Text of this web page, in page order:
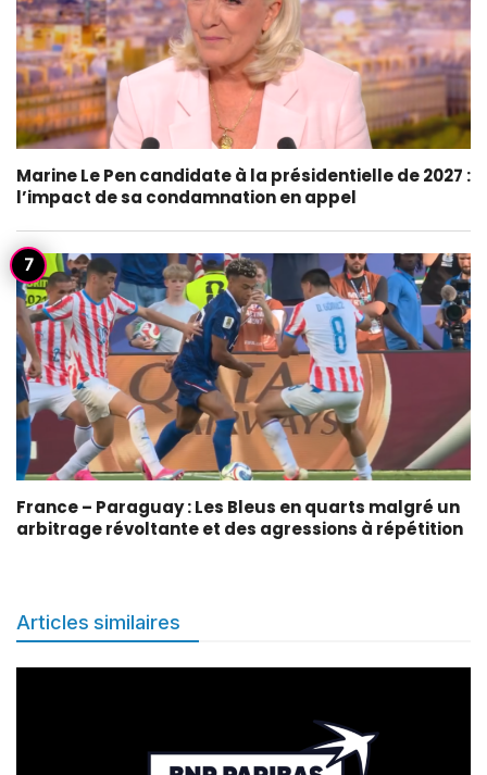
Marine Le Pen candidate à la présidentielle de 2027 :
l’impact de sa condamnation en appel
France – Paraguay : Les Bleus en quarts malgré un
arbitrage révoltante et des agressions à répétition
Articles similaires